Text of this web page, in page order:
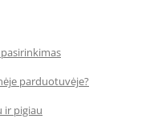
parduotuvėje?
ir pigiau